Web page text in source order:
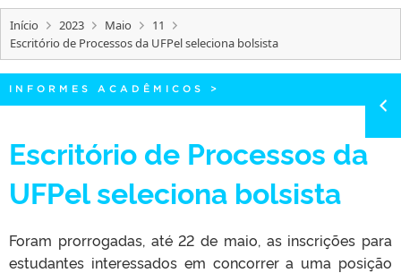
PORTARIAS
TELEFONES
Início 2023 Maio
11
Escritório de Processos da UFPel seleciona bolsista
INFORMES ACADÊMICOS >
Escritório de Processos da
UFPel seleciona bolsista
Foram prorrogadas, até 22 de maio, as inscrições para
estudantes interessados em concorrer a uma posição